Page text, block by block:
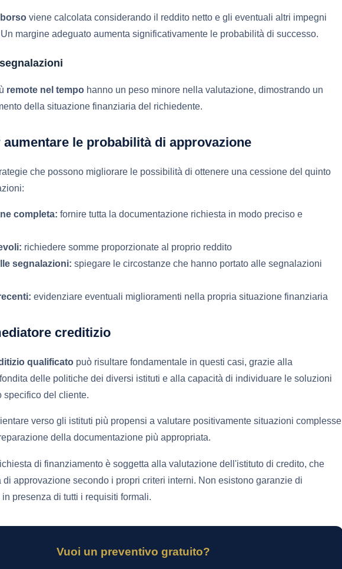
viene calcolata considerando il reddito netto e gli eventuali altri impegni
margine adeguato aumenta significativamente le probabilità di successo.
remote nel tempo hanno un peso minore nella valutazione, dimostrando un
della situazione finanziaria del richiedente.
le probabilità di approvazione
che possono migliorare le possibilità di ottenere una cessione del quinto
completa: fornire tutta la documentazione richiesta in modo preciso e
richiedere somme proporzionate al proprio reddito
segnalazioni: spiegare le circostanze che hanno portato alle segnalazioni
evidenziare eventuali miglioramenti nella propria situazione finanziaria
creditizio
qualificato può risultare fondamentale in questi casi, grazie alla
delle politiche dei diversi istituti e alla capacità di individuare le soluzioni
specifico del cliente.
verso gli istituti più propensi a valutare positivamente situazioni complesse
della documentazione più appropriata.
di finanziamento è soggetta alla valutazione dell'istituto di credito, che
di approvazione secondo i propri criteri interni. Non esistono garanzie di
presenza di tutti i requisiti formali.
Vuoi un preventivo gratuito?